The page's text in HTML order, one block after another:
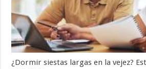
¿Dormir siestas largas en la vejez?